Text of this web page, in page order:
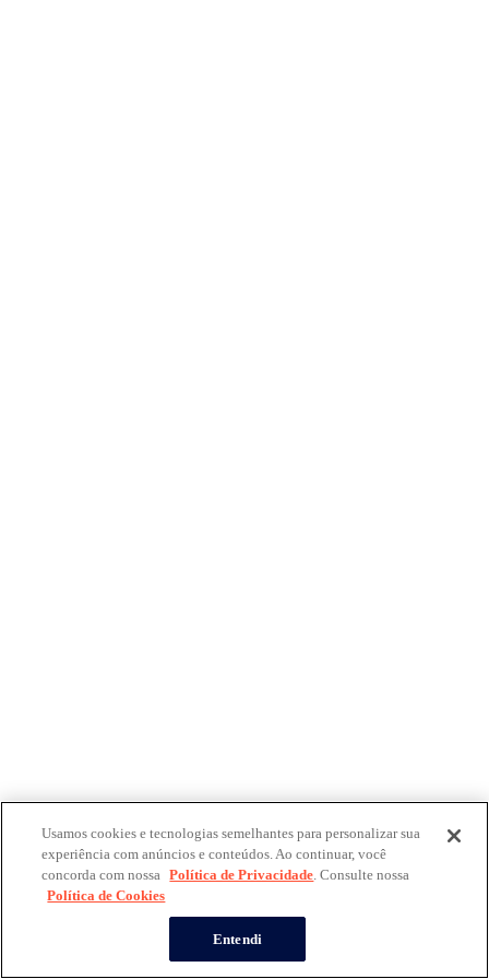
Usamos cookies e tecnologias semelhantes para personalizar sua
experiência com anúncios e conteúdos. Ao continuar, você
concorda com nossa Política de Privacidade. Consulte nossa
Política de Cookies
Entendi